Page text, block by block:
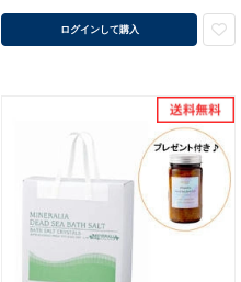
ログインして購入